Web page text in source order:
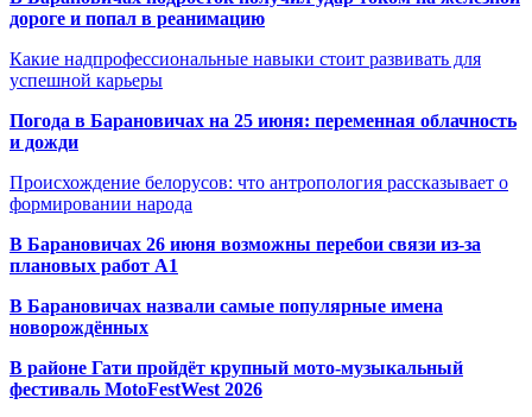
дороге и попал в реанимацию
Какие надпрофессиональные навыки стоит развивать для
успешной карьеры
Погода в Барановичах на 25 июня: переменная облачность
и дожди
Происхождение белорусов: что антропология рассказывает о
формировании народа
В Барановичах 26 июня возможны перебои связи из-за
плановых работ A1
В Барановичах назвали самые популярные имена
новорождённых
В районе Гати пройдёт крупный мото-музыкальный
фестиваль MotoFestWest 2026